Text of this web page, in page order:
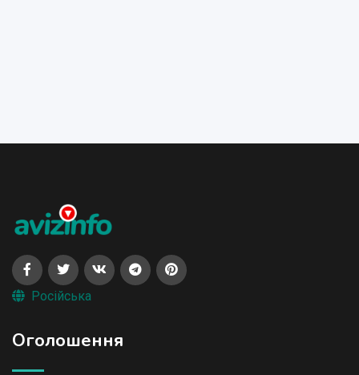
Російська
Оголошення